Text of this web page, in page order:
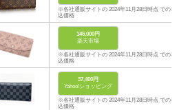
※各社通販サイトの 2024年11月28日時点 での税
込価格
145,000円
楽天市場
※各社通販サイトの 2024年11月28日時点 での税
込価格
37,400円
Yahoo!ショッピング
※各社通販サイトの 2024年11月28日時点 での税
込価格